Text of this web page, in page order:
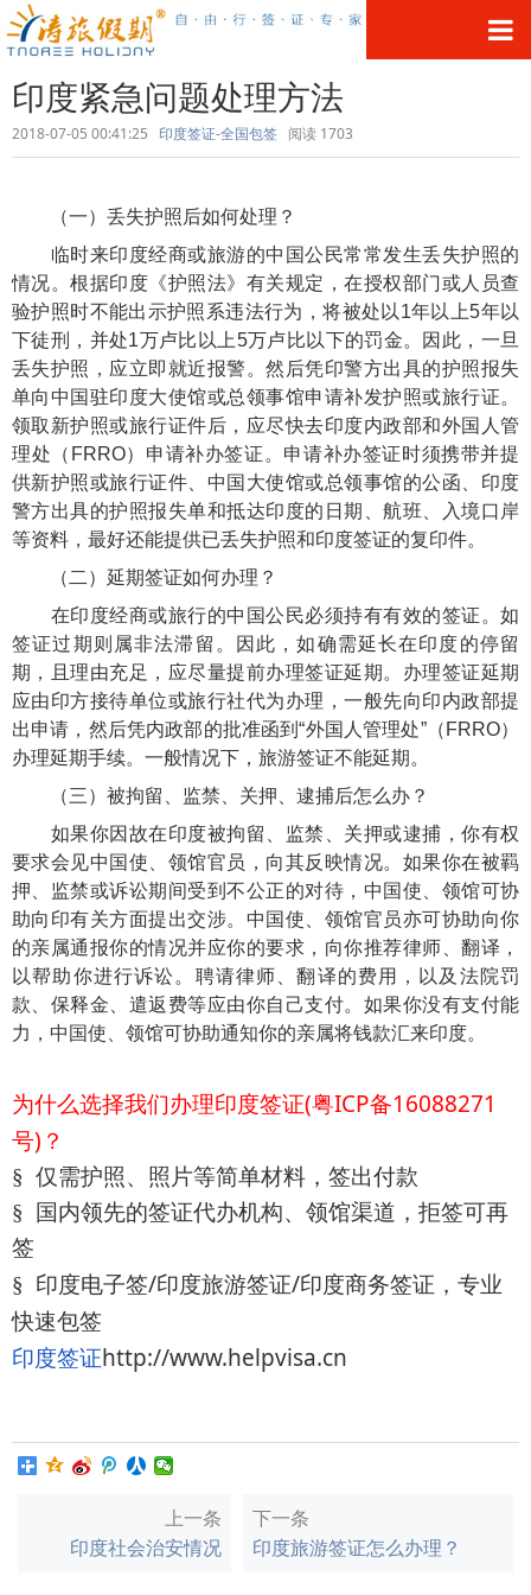
印度紧急问题处理方法
2018-07-05 00:41:25 印度签证-全国包签 阅读 1703
（一）丢失护照后如何处理？
临时来印度经商或旅游的中国公民常常发生丢失护照的
情况。根据印度《护照法》有关规定，在授权部门或人员查
验护照时不能出示护照系违法行为，将被处以1年以上5年以
下徒刑，并处1万卢比以上5万卢比以下的罚金。因此，一旦
丢失护照，应立即就近报警。然后凭印警方出具的护照报失
单向中国驻印度大使馆或总领事馆申请补发护照或旅行证。
领取新护照或旅行证件后，应尽快去印度内政部和外国人管
理处（FRRO）申请补办签证。申请补办签证时须携带并提
供新护照或旅行证件、中国大使馆或总领事馆的公函、印度
警方出具的护照报失单和抵达印度的日期、航班、入境口岸
等资料，最好还能提供已丢失护照和印度签证的复印件。
（二）延期签证如何办理？
在印度经商或旅行的中国公民必须持有有效的签证。如
签证过期则属非法滞留。因此，如确需延长在印度的停留
期，且理由充足，应尽量提前办理签证延期。办理签证延期
应由印方接待单位或旅行社代为办理，一般先向印内政部提
出申请，然后凭内政部的批准函到“外国人管理处”（FRRO）
办理延期手续。一般情况下，旅游签证不能延期。
（三）被拘留、监禁、关押、逮捕后怎么办？
如果你因故在印度被拘留、监禁、关押或逮捕，你有权
要求会见中国使、领馆官员，向其反映情况。如果你在被羁
押、监禁或诉讼期间受到不公正的对待，中国使、领馆可协
助向印有关方面提出交涉。中国使、领馆官员亦可协助向你
的亲属通报你的情况并应你的要求，向你推荐律师、翻译，
以帮助你进行诉讼。聘请律师、翻译的费用，以及法院罚
款、保释金、遣返费等应由你自己支付。如果你没有支付能
力，中国使、领馆可协助通知你的亲属将钱款汇来印度。
为什么选择我们办理印度签证(粤ICP备16088271
号) ？
§ 仅需护照、照片等简单材料，签出付款
§
国内领先的签证代办机构、领馆渠道，拒签可再
签
§
印度电子签/印度旅游签证/印度商务签证，专业
快速包签
印度签证http://www.helpvisa.cn
上一条
印度社会治安情况
下一条
印度旅游签证怎么办理？